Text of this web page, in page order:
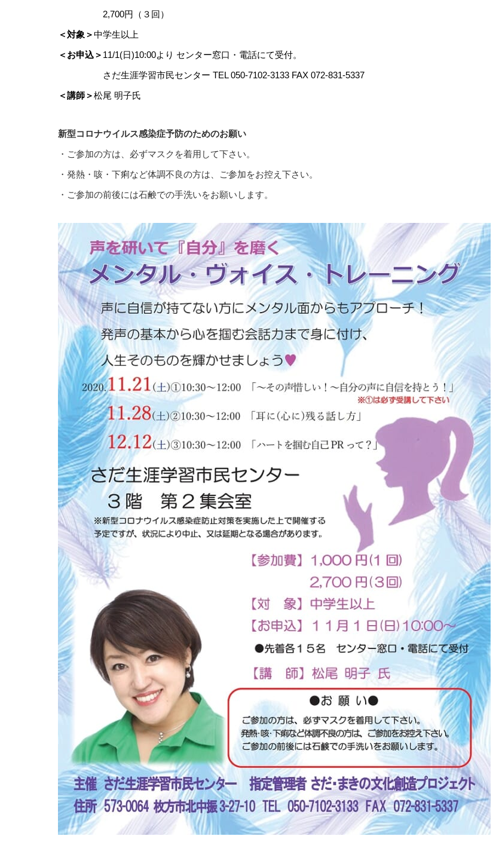
2,700円（３回）
＜対象＞中学生以上
＜お申込＞ 11/1(日)10:00より センター窓口・電話にて受付。
さだ生涯学習市民センター TEL 050-7102-3133 FAX 072-831-5337
＜講師＞松尾 明子氏
新型コロナウイルス感染症予防のためのお願い
・ご参加の方は、必ずマスクを着用して下さい。
・発熱・咳・下痢など体調不良の方は、ご参加をお控え下さい。
・ご参加の前後には石鹸での手洗いをお願いします。